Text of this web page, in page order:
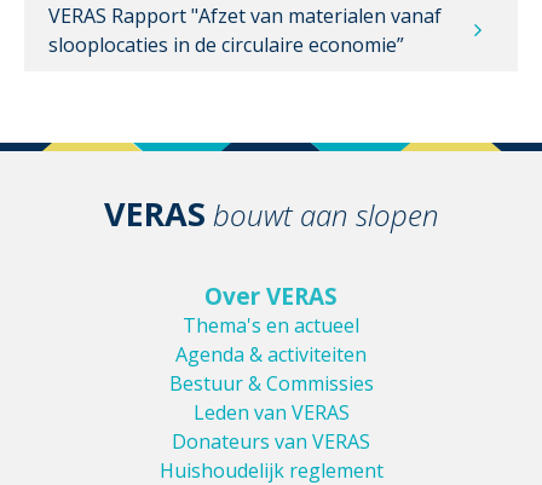
VERAS Rapport "Afzet van materialen vanaf
slooplocaties in de circulaire economie”
VERAS bouwt aan slopen
Over VERAS
Thema's en actueel
Agenda & activiteiten
Bestuur & Commissies
Leden van VERAS
Donateurs van VERAS
Huishoudelijk reglement